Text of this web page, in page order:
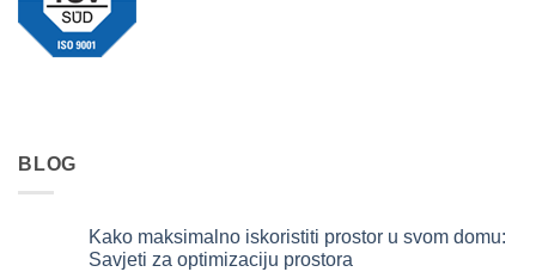
BLOG
Kako maksimalno iskoristiti prostor u svom domu:
Savjeti za optimizaciju prostora